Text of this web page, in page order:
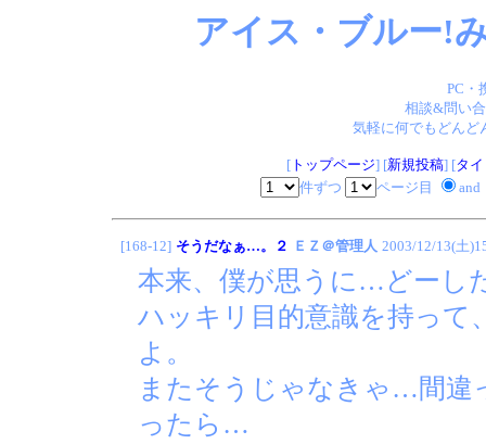
アイス・ブルー!
PC・
相談&問い
気軽に何でもどん
[トップページ] [新規投稿] [タ
件ずつ
ページ目 and
[168-12] そうだなぁ…。２ ＥＺ＠管理人 2003/12/13(土
本来、僕が思うに…どーし
ハッキリ目的意識を持って
よ。
またそうじゃなきゃ…間違
ったら…